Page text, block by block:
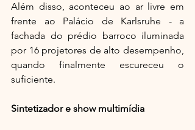
Além disso, aconteceu ao ar livre em
frente ao Palácio de Karlsruhe - a
fachada do prédio barroco iluminada
por 16 projetores de alto desempenho,
quando finalmente escureceu o
suficiente.
Sintetizador e show multimídia